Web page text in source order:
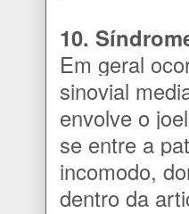
10.
Em geral
sinovial
envolve o
se entre a
incomodo,
dentro da